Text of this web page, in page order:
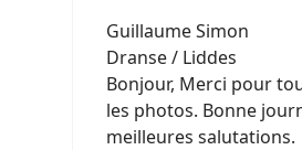
Guillaume Simon
Dranse / Liddes
Bonjour, Merci pour
les photos. Bonne
meilleures salutations.